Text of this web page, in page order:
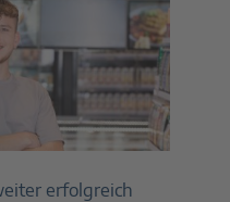
erfolgreich